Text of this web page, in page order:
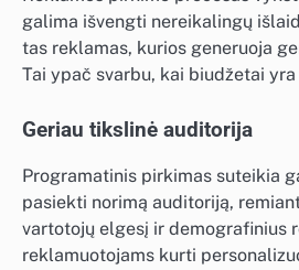
galima išvengti nereikalingų
tas reklamas, kurios generuoja
Tai ypač svarbu, kai biudžetai
Geriau tikslinė auditorija
Programatinis pirkimas suteikia
pasiekti norimą auditoriją,
vartotojų elgesį ir demografinius
reklamuotojams kurti